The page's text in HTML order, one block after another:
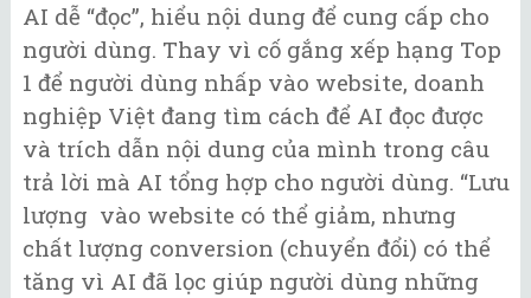
AI dễ “đọc”, hiểu nội dung để cung cấp cho
người dùng. Thay vì cố gắng xếp hạng Top
1 để người dùng nhấp vào website, doanh
nghiệp Việt đang tìm cách để AI đọc được
và trích dẫn nội dung của mình trong câu
trả lời mà AI tổng hợp cho người dùng. “Lưu
lượng vào website có thể giảm, nhưng
chất lượng conversion (chuyển đổi) có thể
tăng vì AI đã lọc giúp người dùng những